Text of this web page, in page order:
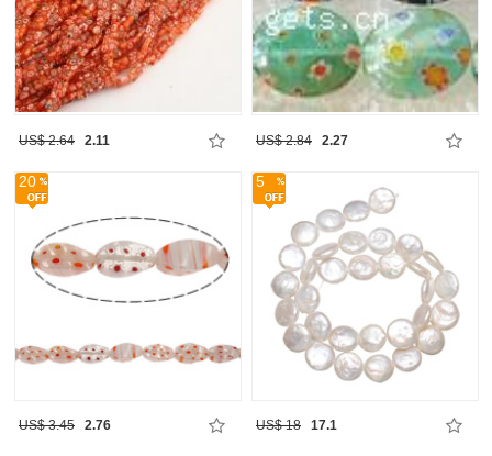
US$ 2.64 2.11 US$ 2.84 2.27
20
US$ 3.45 2.76
5
US$ 18 17.1